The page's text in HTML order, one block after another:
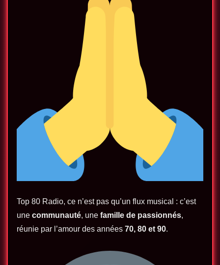
Top 80 Radio, ce n’est pas qu’un flux musical : c’est
une communauté, une famille de passionnés,
réunie par l’amour des années 70, 80 et 90.